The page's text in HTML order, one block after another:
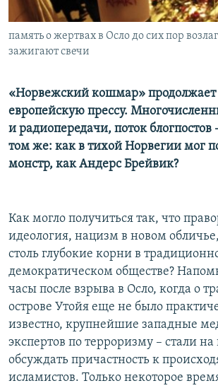
Հայերեն
English
Все сайты Радио Азатутюн
память о жертвах в Осло до сих пор
зажигают свечи
«Норвежский кошмар» продолжает
европейскую прессу.
и радиопередачи, поток блогпостов
том же: как в тихой Норвегии мог
монстр, как Андерс Брейвик?
Как могло получиться так, что
идеология, нацизм в новом
столь глубокие корни в
демократическом обществе?
часы после взрыва в Осло, когда о
острове Утойя еще не было
известно, крупнейшие западные
экспертов по терроризму – стали на
обсуждать причастность к
исламистов. Только некоторое